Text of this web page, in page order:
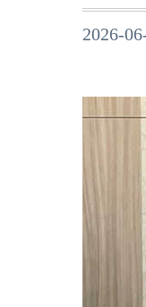
2026-